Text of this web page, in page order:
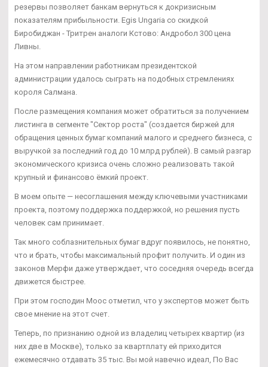
резервы позволяет банкам вернуться к докризисным
показателям прибыльности. Egis Ungaria со скидкой
Биробиджан - Тритрен аналоги Кстово: Андробол 300 цена
Ливны.
На этом направлении работникам президентской
администрации удалось сыграть на подобных стремлениях
короля Салмана.
После размещения компания может обратиться за получением
листинга в сегменте "Сектор роста" (создается биржей для
обращения ценных бумаг компаний малого и среднего бизнеса, с
выручкой за последний год до 10 млрд рублей). В самый разгар
экономического кризиса очень сложно реализовать такой
крупный и финансово ёмкий проект.
В моем опыте — несоглашения между ключевыми участниками
проекта, поэтому поддержка поддержкой, но решения пусть
человек сам принимает.
Так много соблазнительных бумаг вдруг появилось, не понятно,
что и брать, чтобы максимальный профит получить. И один из
законов Мерфи даже утверждает, что соседняя очередь всегда
движется быстрее.
При этом господин Моос отметил, что у экспертов может быть
свое мнение на этот счет.
Теперь, по признанию одной из владелиц четырех квартир (из
них две в Москве), только за квартплату ей приходится
ежемесячно отдавать 35 тыс. Вы мой навечно идеал, По Вас